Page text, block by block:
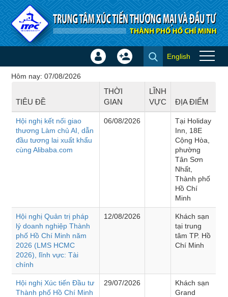
Truy cập nội dung luôn
Hội thảo - Đào tạo
Đăng
Tạo
English
Hôm nay: 07/08/2026
TIÊU ĐỀ
THỜI
GIAN
LĨNH
VỰC
ĐỊA ĐIỂM
Hội nghị kết nối giao
thương Làm chủ AI, dẫn
đầu tương lai xuất khẩu
cùng Alibaba.com
06/08/2026
Tại Holiday
Inn, 18E
Cộng Hòa,
phường
Tân Sơn
Nhất,
Thành phố
Hồ Chí
Minh
Hội nghị Quản trị pháp
lý doanh nghiệp Thành
phố Hồ Chí Minh năm
2026 (LMS HCMC
2026), lĩnh vực: Tài
chính
12/08/2026
Khách sạn
tại trung
tâm TP. Hồ
Chí Minh
Hội nghị Xúc tiến Đầu tư
Thành phố Hồ Chí Minh
29/07/2026
Khách sạn
Grand